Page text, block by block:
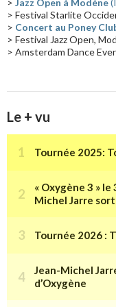
Tournée 2025(14)
> Jazz Open à Modène
> Festival Starlite
> Concert au Poney
> Festival Jazz Open,
> Amsterdam Dance
Le + vu